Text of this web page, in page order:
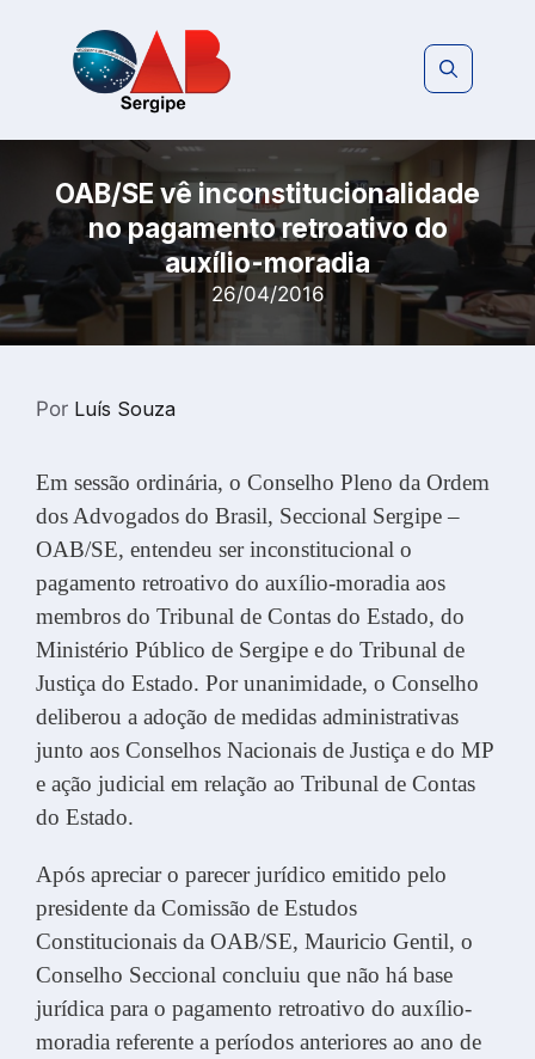
OAB/SE vê inconstitucionalidade
no pagamento retroativo do
auxílio-moradia
26/04/2016
Por Luís Souza
Em sessão ordinária, o Conselho Pleno da Ordem
dos Advogados do Brasil, Seccional Sergipe –
OAB/SE, entendeu ser inconstitucional o
pagamento retroativo do auxílio-moradia aos
membros do Tribunal de Contas do Estado, do
Ministério Público de Sergipe e do Tribunal de
Justiça do Estado. Por unanimidade, o Conselho
deliberou a adoção de medidas administrativas
junto aos Conselhos Nacionais de Justiça e do MP
e ação judicial em relação ao Tribunal de Contas
do Estado.
Após apreciar o parecer jurídico emitido pelo
presidente da Comissão de Estudos
Constitucionais da OAB/SE, Mauricio Gentil, o
Conselho Seccional concluiu que não há base
jurídica para o pagamento retroativo do auxílio-
moradia referente a períodos anteriores ao ano de